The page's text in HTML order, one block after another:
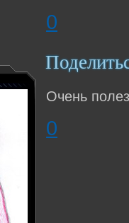
0
Очень
0